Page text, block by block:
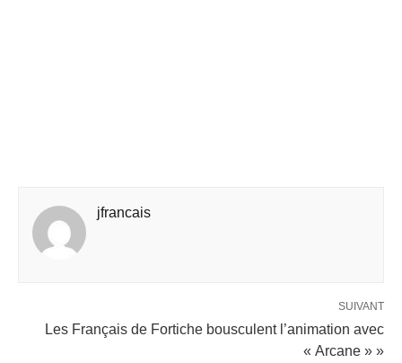
jfrancais
SUIVANT
Les Français de Fortiche bousculent l’animation avec
« Arcane » »